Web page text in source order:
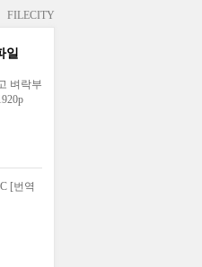
FILECITY
일
벼락부
[번역